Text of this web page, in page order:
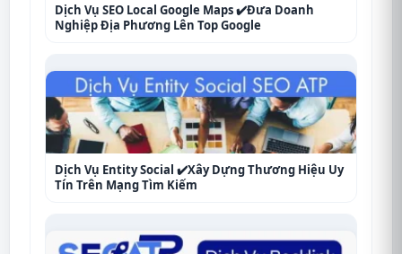
Dịch Vụ SEO Local Google Maps ✔️Đưa Doanh
Nghiệp Địa Phương Lên Top Google
Dịch Vụ Entity Social ✔️Xây Dựng Thương Hiệu Uy
Tín Trên Mạng Tìm Kiếm